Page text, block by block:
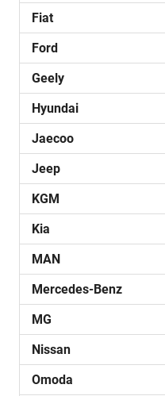
Fiat
Ford
Geely
Hyundai
Jaecoo
Jeep
KGM
Kia
MAN
Mercedes-Benz
MG
Nissan
Omoda